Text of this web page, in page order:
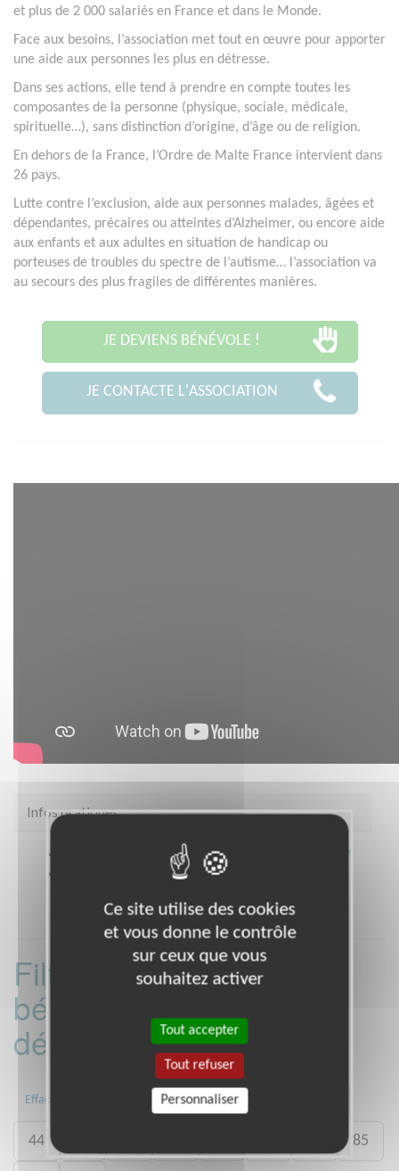
et plus de 2 000 salariés en France et dans le Monde.
Face aux besoins, l’association met tout en œuvre pour apporter
une aide aux personnes les plus en détresse.
Dans ses actions, elle tend à prendre en compte toutes les
composantes de la personne (physique, sociale, médicale,
spirituelle…), sans distinction d’origine, d’âge ou de religion.
En dehors de la France, l’Ordre de Malte France intervient dans
26 pays.
Lutte contre l’exclusion, aide aux personnes malades, âgées et
dépendantes, précaires ou atteintes d’Alzheimer, ou encore aide
aux enfants et aux adultes en situation de handicap ou
porteuses de troubles du spectre de l’autisme… l’association va
au secours des plus fragiles de différentes manières.
JE DEVIENS BÉNÉVOLE !
JE CONTACTE L'ASSOCIATION
Infos pratiques
https://www.ordredemaltefrance.org/
* TOUT LE DEPARTEMENT (35)
Filtrer les missions
bénévoles par
département :
Effacer 35 38
44 85
Ce site utilise des cookies
et vous donne le contrôle
sur ceux que vous
souhaitez activer
Tout accepter
Tout refuser
Personnaliser